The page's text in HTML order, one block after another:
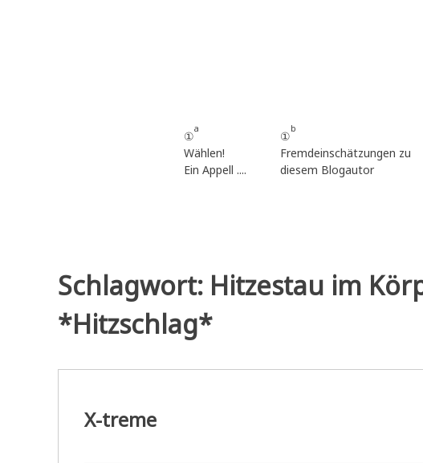
①
a
Wählen!
Ein Appell ....
①
b
Fremdeinschätzungen zu
diesem Blogautor
Schlagwort: Hitzestau im
*Hitzschlag*
X-treme